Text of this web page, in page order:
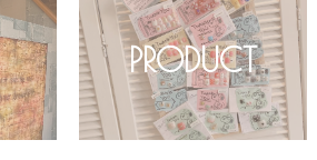
PRODUCT